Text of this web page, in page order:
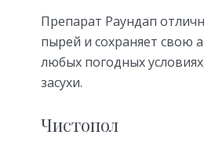
Препарат Раундап
пырей и сохраняет свою
любых погодных
засухи.
Чистопол